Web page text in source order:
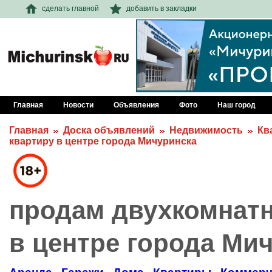
сделать главной добавить в закладки
Главная Новости Объявления Фото Наш город
Главная Доска объявлений Недвижимость
квартиру в центре города Мичуринска
продам
в центре города